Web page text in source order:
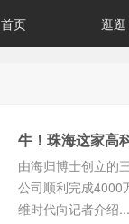
首页 逛逛
牛！珠海这家高
由海归博士创立的
公司顺利完成4000
维时代向记者介绍...